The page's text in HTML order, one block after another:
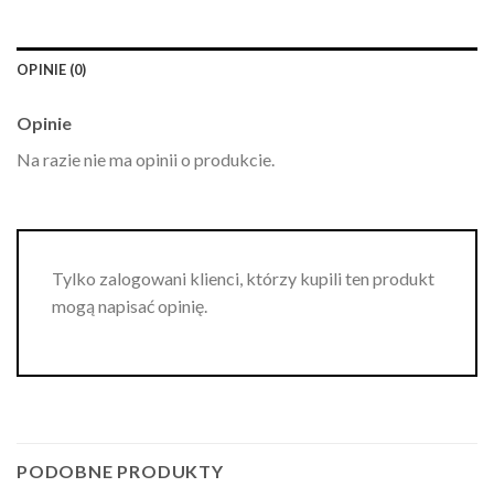
OPINIE (0)
Opinie
Na razie nie ma opinii o produkcie.
Tylko zalogowani klienci, którzy kupili ten produkt
mogą napisać opinię.
PODOBNE PRODUKTY